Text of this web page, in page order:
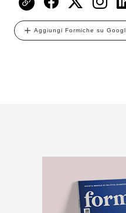
Aggiungi Formiche su